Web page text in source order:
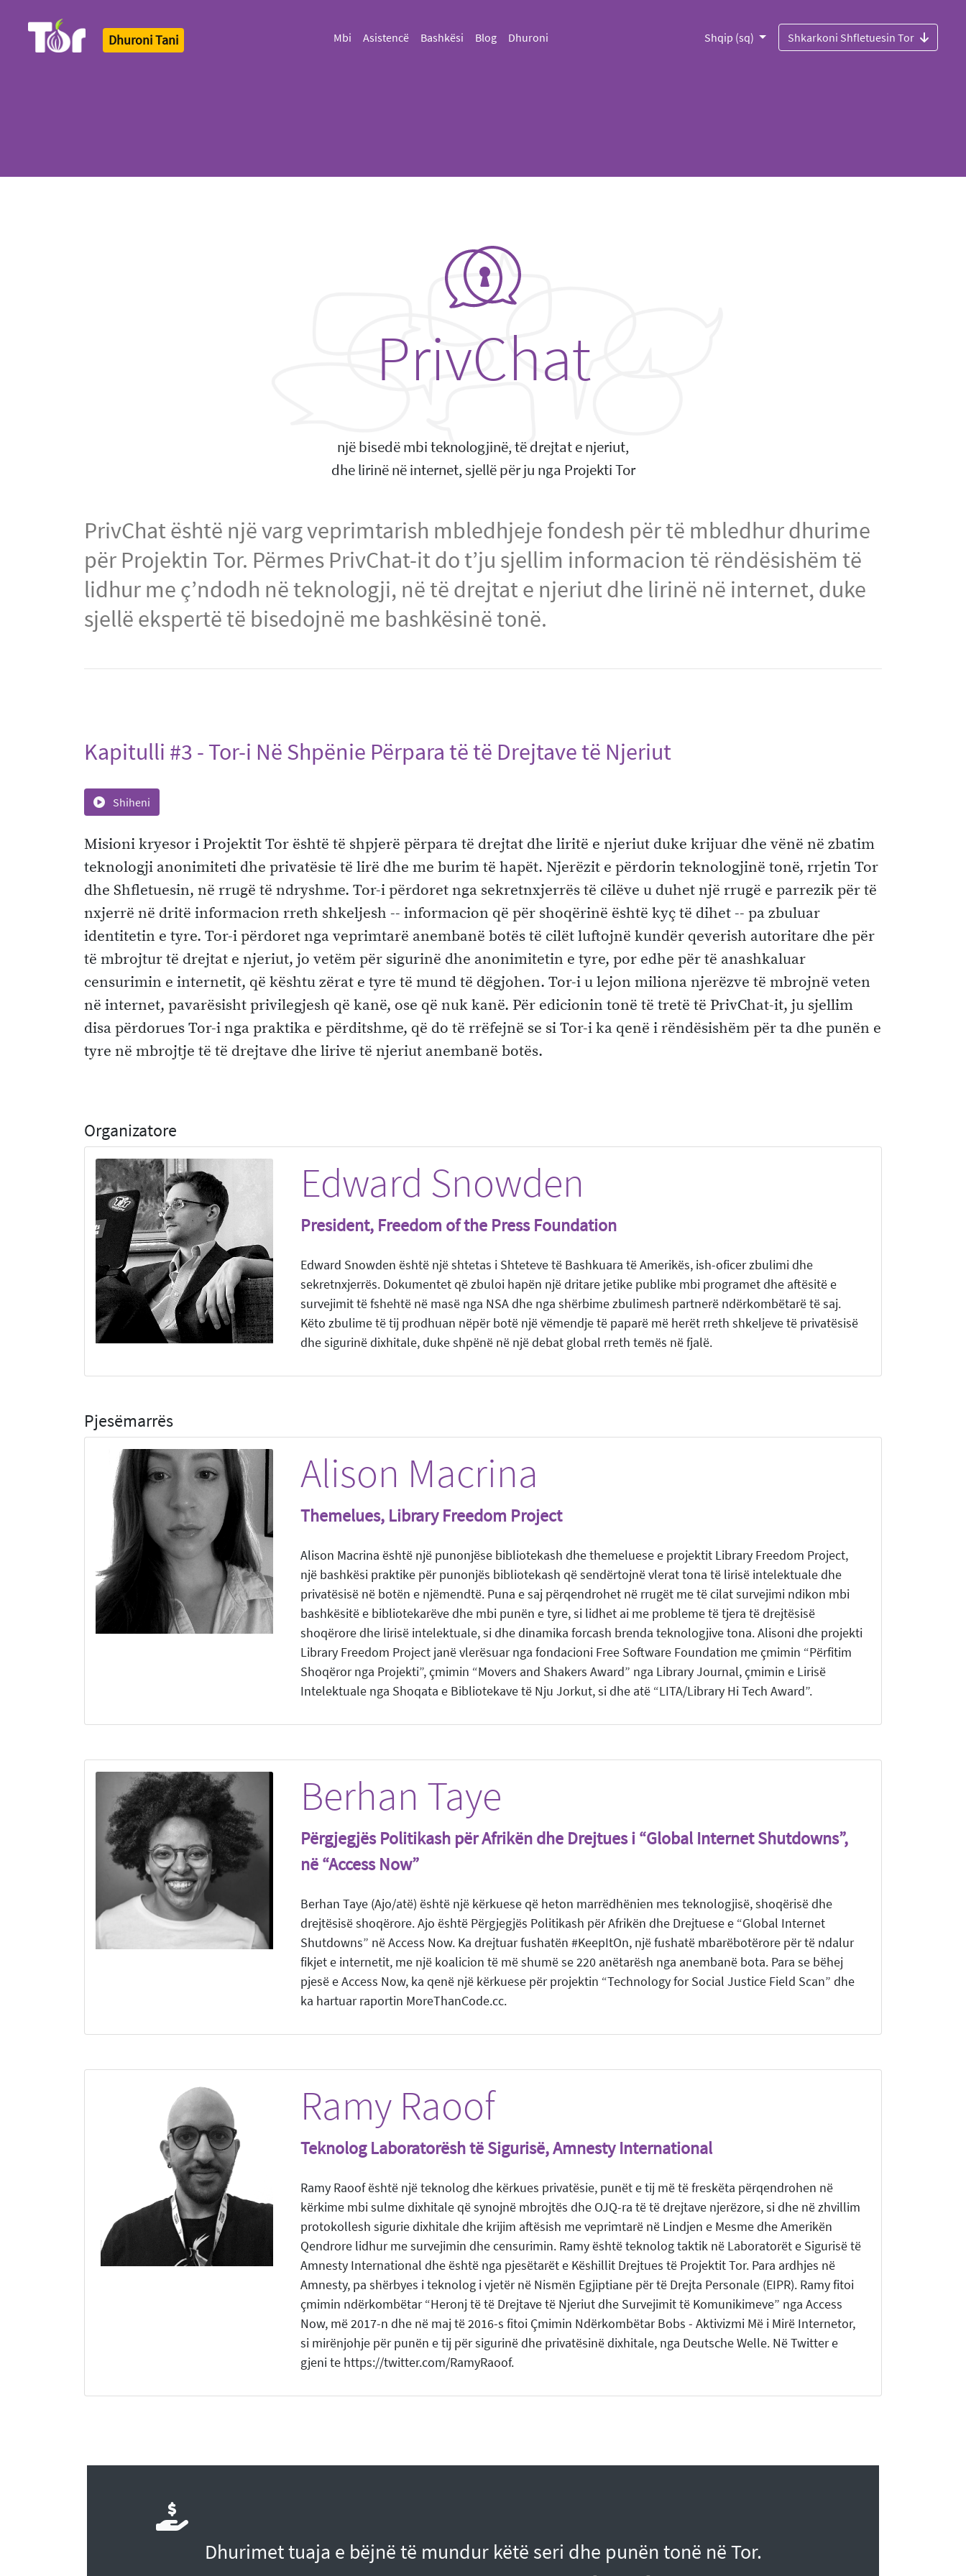
Dhuroni Tani Mbi Asistencë Bashkësi Blog Dhuroni Shqip (sq) Shkarkoni Shfletuesin Tor
PrivChat
një bisedë mbi teknologjinë, të drejtat e njeriut,
dhe lirinë në internet, sjellë për ju nga Projekti Tor
PrivChat është një varg veprimtarish mbledhjeje fondesh për të mbledhur dhurime
për Projektin Tor. Përmes PrivChat-it do t’ju sjellim informacion të rëndësishëm të
lidhur me ç’ndodh në teknologji, në të drejtat e njeriut dhe lirinë në internet, duke
sjellë ekspertë të bisedojnë me bashkësinë tonë.
Kapitulli #3 - Tor-i Në Shpënie Përpara të të Drejtave të Njeriut
Shiheni
Misioni kryesor i Projektit Tor është të shpjerë përpara të drejtat dhe liritë e njeriut duke krijuar dhe vënë në zbatim
teknologji anonimiteti dhe privatësie të lirë dhe me burim të hapët. Njerëzit e përdorin teknologjinë tonë, rrjetin Tor
dhe Shfletuesin, në rrugë të ndryshme. Tor-i përdoret nga sekretnxjerrës të cilëve u duhet një rrugë e parrezik për të
nxjerrë në dritë informacion rreth shkeljesh -- informacion që për shoqërinë është kyç të dihet -- pa zbuluar
identitetin e tyre. Tor-i përdoret nga veprimtarë anembanë botës të cilët luftojnë kundër qeverish autoritare dhe për
të mbrojtur të drejtat e njeriut, jo vetëm për sigurinë dhe anonimitetin e tyre, por edhe për të anashkaluar
censurimin e internetit, që kështu zërat e tyre të mund të dëgjohen. Tor-i u lejon miliona njerëzve të mbrojnë veten
në internet, pavarësisht privilegjesh që kanë, ose që nuk kanë. Për edicionin tonë të tretë të PrivChat-it, ju sjellim
disa përdorues Tor-i nga praktika e përditshme, që do të rrëfejnë se si Tor-i ka qenë i rëndësishëm për ta dhe punën e
tyre në mbrojtje të të drejtave dhe lirive të njeriut anembanë botës.
Organizatore
Edward Snowden
President, Freedom of the Press Foundation
Edward Snowden është një shtetas i Shteteve të Bashkuara të Amerikës, ish-oficer zbulimi dhe
sekretnxjerrës. Dokumentet që zbuloi hapën një dritare jetike publike mbi programet dhe aftësitë e
survejimit të fshehtë në masë nga NSA dhe nga shërbime zbulimesh partnerë ndërkombëtarë të saj.
Këto zbulime të tij prodhuan nëpër botë një vëmendje të paparë më herët rreth shkeljeve të privatësisë
dhe sigurinë dixhitale, duke shpënë në një debat global rreth temës në fjalë.
Pjesëmarrës
Alison Macrina
Themelues, Library Freedom Project
Alison Macrina është një punonjëse bibliotekash dhe themeluese e projektit Library Freedom Project,
një bashkësi praktike për punonjës bibliotekash që sendërtojnë vlerat tona të lirisë intelektuale dhe
privatësisë në botën e njëmendtë. Puna e saj përqendrohet në rrugët me të cilat survejimi ndikon mbi
bashkësitë e bibliotekarëve dhe mbi punën e tyre, si lidhet ai me probleme të tjera të drejtësisë
shoqërore dhe lirisë intelektuale, si dhe dinamika forcash brenda teknologjive tona. Alisoni dhe projekti
Library Freedom Project janë vlerësuar nga fondacioni Free Software Foundation me çmimin “Përfitim
Shoqëror nga Projekti”, çmimin “Movers and Shakers Award” nga Library Journal, çmimin e Lirisë
Intelektuale nga Shoqata e Bibliotekave të Nju Jorkut, si dhe atë “LITA/Library Hi Tech Award”.
Berhan Taye
Përgjegjës Politikash për Afrikën dhe Drejtues i “Global Internet Shutdowns”,
në “Access Now”
Berhan Taye (Ajo/atë) është një kërkuese që heton marrëdhënien mes teknologjisë, shoqërisë dhe
drejtësisë shoqërore. Ajo është Përgjegjës Politikash për Afrikën dhe Drejtuese e “Global Internet
Shutdowns” në Access Now. Ka drejtuar fushatën #KeepItOn, një fushatë mbarëbotërore për të ndalur
fikjet e internetit, me një koalicion të më shumë se 220 anëtarësh nga anembanë bota. Para se bëhej
pjesë e Access Now, ka qenë një kërkuese për projektin “Technology for Social Justice Field Scan” dhe
ka hartuar raportin MoreThanCode.cc.
Ramy Raoof
Teknolog Laboratorësh të Sigurisë, Amnesty International
Ramy Raoof është një teknolog dhe kërkues privatësie, punët e tij më të freskëta përqendrohen në
kërkime mbi sulme dixhitale që synojnë mbrojtës dhe OJQ-ra të të drejtave njerëzore, si dhe në zhvillim
protokollesh sigurie dixhitale dhe krijim aftësish me veprimtarë në Lindjen e Mesme dhe Amerikën
Qendrore lidhur me survejimin dhe censurimin. Ramy është teknolog taktik në Laboratorët e Sigurisë të
Amnesty International dhe është nga pjesëtarët e Këshillit Drejtues të Projektit Tor. Para ardhjes në
Amnesty, pa shërbyes i teknolog i vjetër në Nismën Egjiptiane për të Drejta Personale (EIPR). Ramy fitoi
çmimin ndërkombëtar “Heronj të të Drejtave të Njeriut dhe Survejimit të Komunikimeve” nga Access
Now, më 2017-n dhe në maj të 2016-s fitoi Çmimin Ndërkombëtar Bobs - Aktivizmi Më i Mirë Internetor,
si mirënjohje për punën e tij për sigurinë dhe privatësinë dixhitale, nga Deutsche Welle. Në Twitter e
gjeni te https://twitter.com/RamyRaoof.
Dhurimet tuaja e bëjnë të mundur këtë seri dhe punën tonë në Tor.